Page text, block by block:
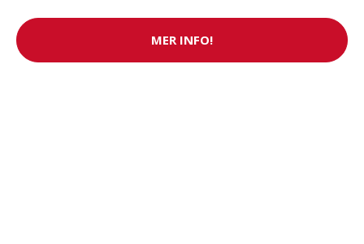
MER INFO!